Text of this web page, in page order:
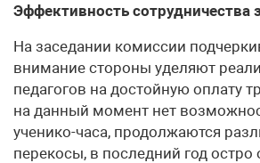
Эффективность сотрудничества
На заседании комиссии
внимание стороны уделяют
педагогов на достойную оплату
на данный момент нет
ученико-часа, продолжаются
перекосы, в последний год остро